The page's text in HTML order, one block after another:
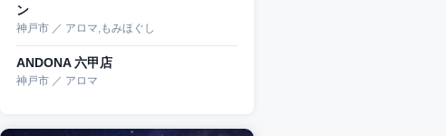
ン
神戸市 ／ アロマ,もみほぐし
ANDONA 六甲店
神戸市 ／ アロマ